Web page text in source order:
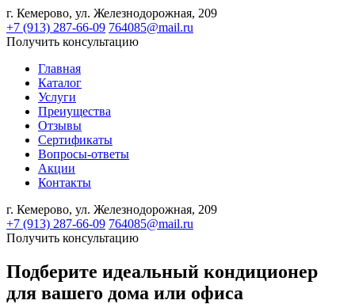
г. Кемерово, ул. Железнодорожная, 209
+7 (913) 287-66-09 764085@mail.ru
Получить консультацию
Главная
Каталог
Услуги
Преиущества
Отзывы
Сертификаты
Вопросы-ответы
Акции
Контакты
г. Кемерово, ул. Железнодорожная, 209
+7 (913) 287-66-09 764085@mail.ru
Получить консультацию
Подберите идеальный кондиционер
для вашего дома или офиса